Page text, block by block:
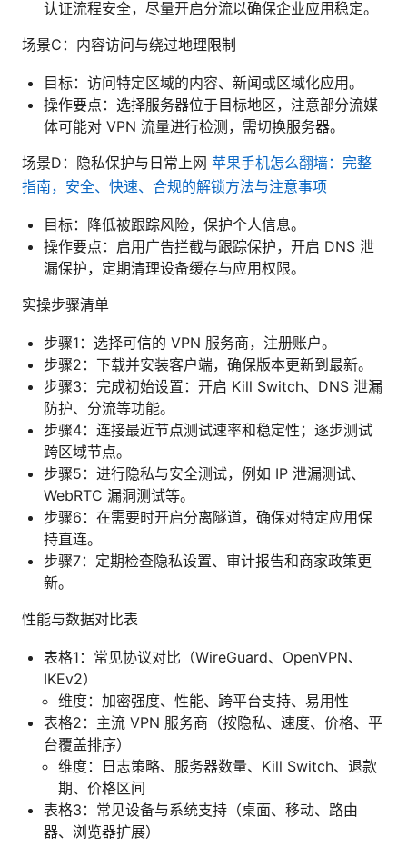
认证流程安全，尽量开启分流以确保企业应用稳定。
场景C：内容访问与绕过地理限制
目标：访问特定区域的内容、新闻或区域化应用。
操作要点：选择服务器位于目标地区，注意部分流媒
体可能对 VPN 流量进行检测，需切换服务器。
场景D：隐私保护与日常上网 苹果手机怎么翻墙：完整
指南，安全、快速、合规的解锁方法与注意事项
目标：降低被跟踪风险，保护个人信息。
操作要点：启用广告拦截与跟踪保护，开启 DNS 泄
漏保护，定期清理设备缓存与应用权限。
实操步骤清单
步骤1：选择可信的 VPN 服务商，注册账户。
步骤2：下载并安装客户端，确保版本更新到最新。
步骤3：完成初始设置：开启 Kill Switch、DNS 泄漏
防护、分流等功能。
步骤4：连接最近节点测试速率和稳定性；逐步测试
跨区域节点。
步骤5：进行隐私与安全测试，例如 IP 泄漏测试、
WebRTC 漏洞测试等。
步骤6：在需要时开启分离隧道，确保对特定应用保
持直连。
步骤7：定期检查隐私设置、审计报告和商家政策更
新。
性能与数据对比表
表格1：常见协议对比（WireGuard、OpenVPN、
IKEv2）
维度：加密强度、性能、跨平台支持、易用性
表格2：主流 VPN 服务商（按隐私、速度、价格、平
台覆盖排序）
维度：日志策略、服务器数量、Kill Switch、退款
期、价格区间
表格3：常见设备与系统支持（桌面、移动、路由
器、浏览器扩展）